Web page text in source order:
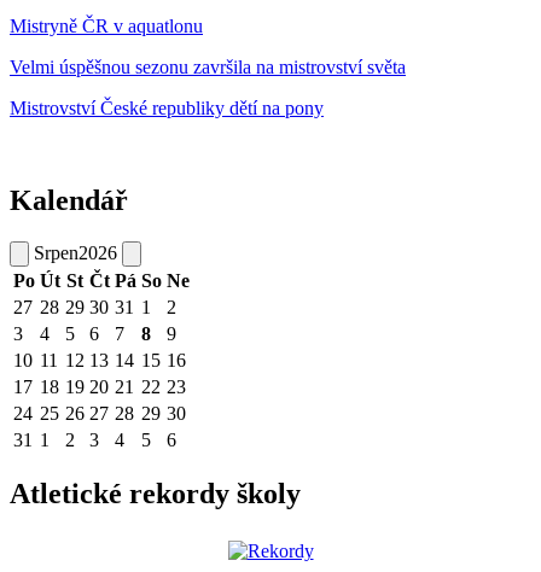
Mistryně ČR v aquatlonu
Velmi úspěšnou sezonu završila na mistrovství světa
Mistrovství České republiky dětí na pony
Kalendář
Srpen2026
Po Út St Čt Pá So Ne
27 28 29 30 31 1
2
3
4 5 6 7 8
9
10 11 12 13 14 15 16
17 18 19 20 21 22 23
24 25 26 27 28 29 30
31 1 2 3 4 5 6
Atletické rekordy školy